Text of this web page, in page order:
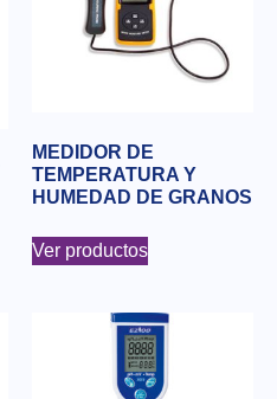
MEDIDOR DE
TEMPERATURA Y
HUMEDAD DE GRANOS
Ver productos